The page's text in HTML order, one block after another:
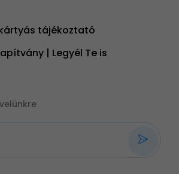
tájékoztató
| Legyél Te is